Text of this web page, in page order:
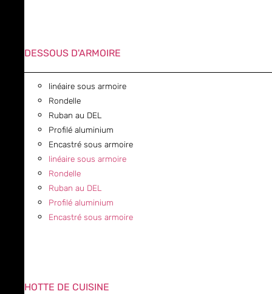
DESSOUS D'ARMOIRE
linéaire sous armoire
Rondelle
Ruban au DEL
Profilé aluminium
Encastré sous armoire
linéaire sous armoire
Rondelle
Ruban au DEL
Profilé aluminium
Encastré sous armoire
HOTTE DE CUISINE